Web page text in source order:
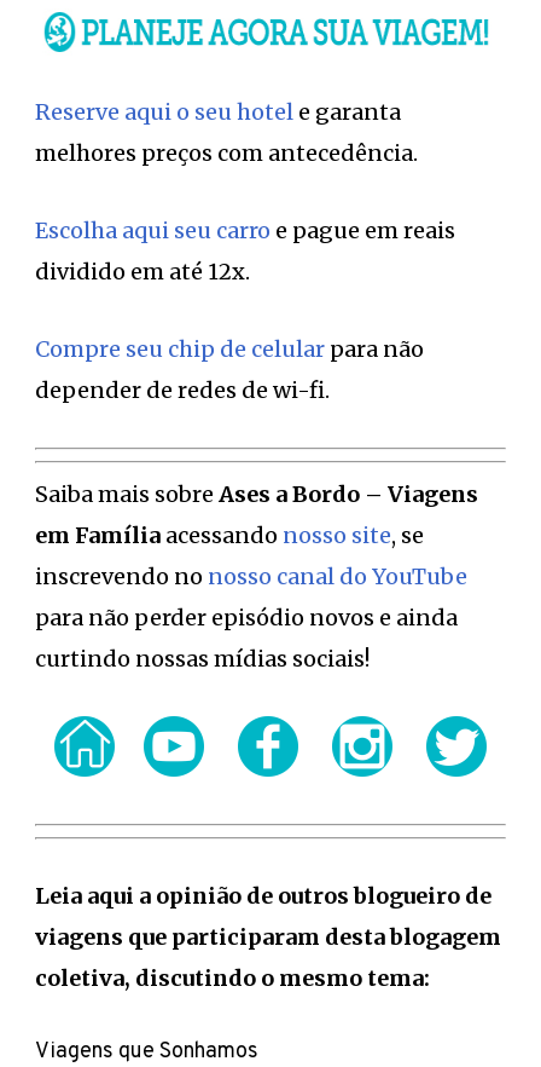
Reserve aqui o seu hotel e garanta
melhores preços com antecedência.
Escolha aqui seu carro e pague em reais
dividido em até 12x.
Compre seu chip de celular para não
depender de redes de wi-fi.
Saiba mais sobre Ases a Bordo – Viagens
em Família acessando nosso site, se
inscrevendo no nosso canal do YouTube
para não perder episódio novos e ainda
curtindo nossas mídias sociais!
Leia aqui a opinião de outros blogueiro de
viagens que participaram desta blogagem
coletiva, discutindo o mesmo tema:
Viagens que Sonhamos